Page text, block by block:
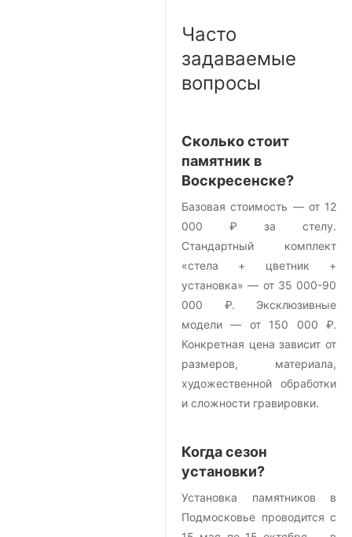
Часто
задаваемые
вопросы
Сколько стоит
памятник в
Воскресенске?
Базовая стоимость — от 12
000 ₽ за стелу.
Стандартный комплект
«стела + цветник +
установка» — от 35 000-90
000 ₽. Эксклюзивные
модели — от 150 000 ₽.
Конкретная цена зависит от
размеров, материала,
художественной обработки
и сложности гравировки.
Когда сезон
установки?
Установка памятников в
Подмосковье проводится с